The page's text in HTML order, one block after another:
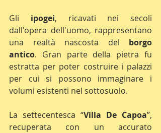
Gli ipogei, ricavati nei secoli
dall'opera dell'uomo, rappresentano
una realtà nascosta del borgo
antico. Gran parte della pietra fu
estratta per poter costruire i palazzi
per cui si possono immaginare i
volumi esistenti nel sottosuolo.
La settecentesca “Villa De Capoa”,
recuperata con un accurato